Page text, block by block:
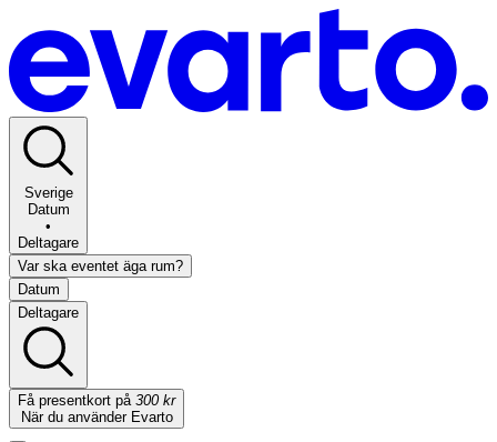
Sverige
Datum
•
Deltagare
Var ska eventet äga rum?
Datum
Deltagare
Få presentkort på 300 kr
När du använder Evarto